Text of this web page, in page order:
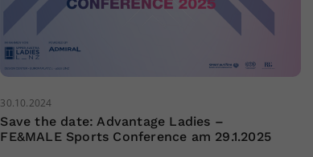
30.10.2024
Save the date: Advantage Ladies –
FE&MALE Sports Conference am 29.1.2025